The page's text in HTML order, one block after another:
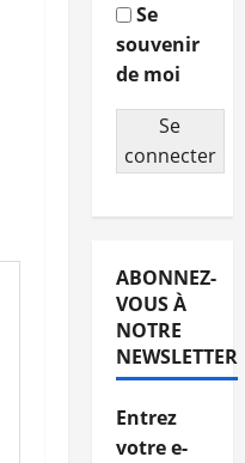
Se
souvenir
de moi
Se
connecter
ABONNEZ-
VOUS À
NOTRE
NEWSLETTER
Entrez
votre e-